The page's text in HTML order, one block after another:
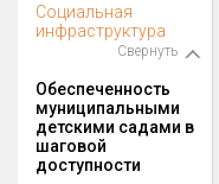
Социальная
инфраструктура
Свернуть
Обеспеченность
муниципальными
детскими садами в
шаговой
доступности